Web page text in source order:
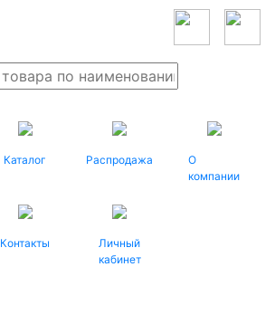
Каталог Распродажа
О
компании
Контакты
Личный
кабинет